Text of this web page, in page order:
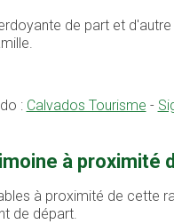
de part et
: Calvados Tourisme -
à proximité
à proximité de cette
de départ.